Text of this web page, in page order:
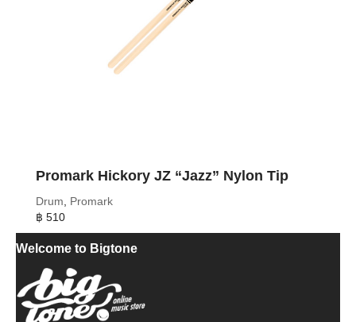
Promark Hickory JZ “Jazz” Nylon Tip
Drum, Promark
฿ 510
Welcome to Bigtone